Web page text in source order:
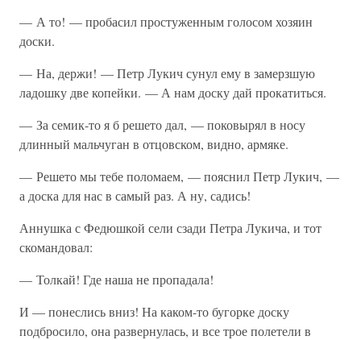
— А то! — пробасил простуженным голосом хозяин
доски.
— На, держи! — Петр Лукич сунул ему в замерзшую
ладошку две копейки. — А нам доску дай прокатиться.
— За семик-то я б решето дал, — поковырял в носу
длинный мальчуган в отцовском, видно, армяке.
— Решето мы тебе поломаем, — пояснил Петр Лукич, —
а доска для нас в самый раз. А ну, садись!
Аннушка с Федюшкой сели сзади Петра Лукича, и тот
скомандовал:
— Толкай! Где наша не пропадала!
И — понеслись вниз! На каком-то бугорке доску
подбросило, она развернулась, и все трое полетели в